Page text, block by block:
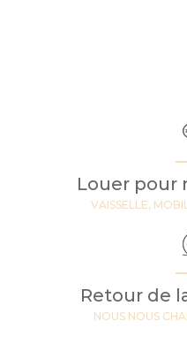
Louer pour
VAISSELLE,
Retour de
NOUS NOUS